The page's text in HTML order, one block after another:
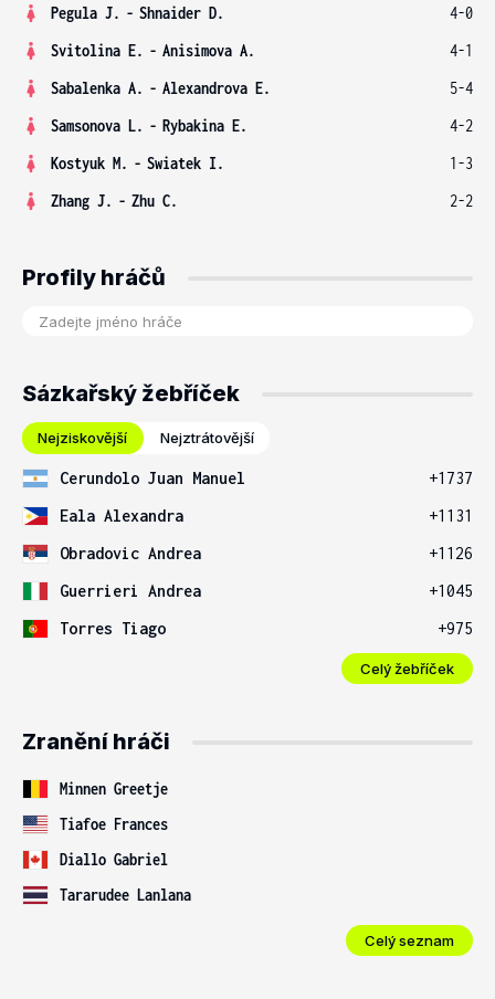
Pegula J. - Shnaider D.
4-0
Svitolina E. - Anisimova A.
4-1
Sabalenka A. - Alexandrova E.
5-4
Samsonova L. - Rybakina E.
4-2
Kostyuk M. - Swiatek I.
1-3
Zhang J. - Zhu C. 2-2
Profily hráčů
Sázkařský žebříček
Nejziskovější Nejztrátovější
Cerundolo Juan Manuel
+1737
Eala Alexandra
+1131
Obradovic Andrea
+1126
Guerrieri Andrea
+1045
Torres Tiago
+975
Celý žebříček
Zranění hráči
Minnen Greetje
Tiafoe Frances
Diallo Gabriel
Tararudee Lanlana
Celý seznam